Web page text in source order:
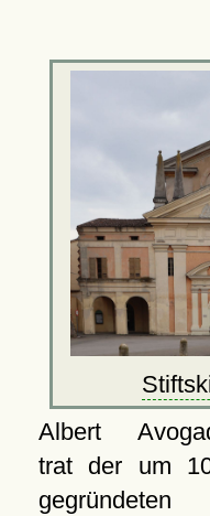
Albert
trat der um
gegründeten